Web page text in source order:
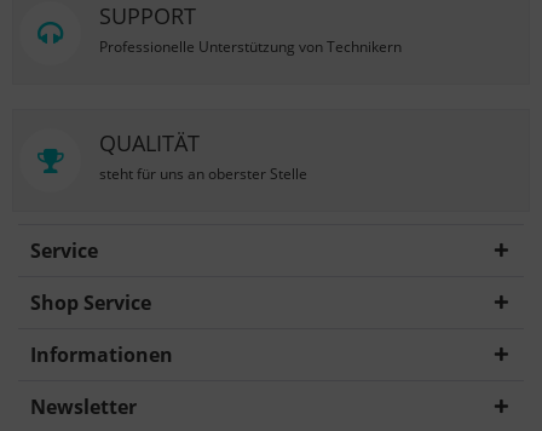
SUPPORT
Professionelle Unterstützung von Technikern
QUALITÄT
steht für uns an oberster Stelle
Service
Shop Service
Informationen
Newsletter